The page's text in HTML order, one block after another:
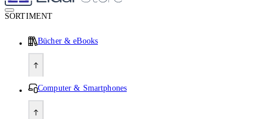
SORTIMENT
Bücher & eBooks
Computer & Smartphones